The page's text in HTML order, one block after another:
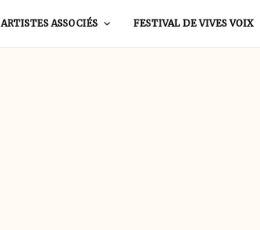
ARTISTES ASSOCIÉS FESTIVAL DE VIVES VOIX